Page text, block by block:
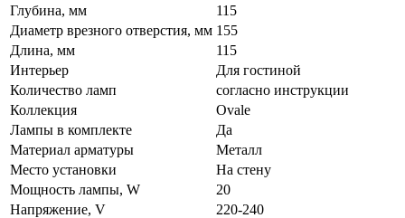
Глубина, мм
115
Диаметр врезного отверстия, мм 155
Длина, мм
115
Интерьер
Для гостиной
Количество ламп
согласно инструкции
Коллекция
Ovale
Лампы в комплекте
Да
Материал арматуры
Металл
Место установки
На стену
Мощность лампы, W
20
Напряжение, V
220-240